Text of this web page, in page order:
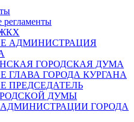
ЖКХ
АДМИНИСТРАЦИЯ
ГОРОДСКАЯ ДУМА
ГЛАВА ГОРОДА КУРГАНА
ПРЕДСЕДАТЕЛЬ
ДУМЫ
ГОРОДА